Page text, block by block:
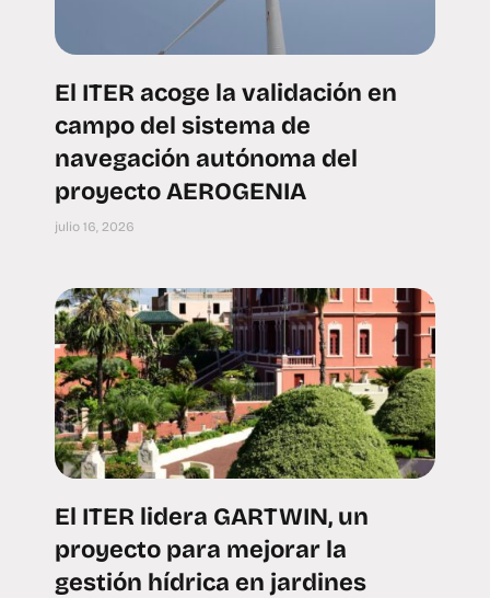
El ITER acoge la validación en
campo del sistema de
navegación autónoma del
proyecto AEROGENIA
julio 16, 2026
El ITER lidera GARTWIN, un
proyecto para mejorar la
gestión hídrica en jardines